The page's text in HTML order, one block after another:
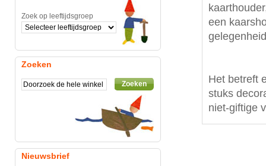
een
Het betreft
stuks
niet-giftige
Zoek op leeftijdsgroep
Zoeken
Zoeken
Nieuwsbrief